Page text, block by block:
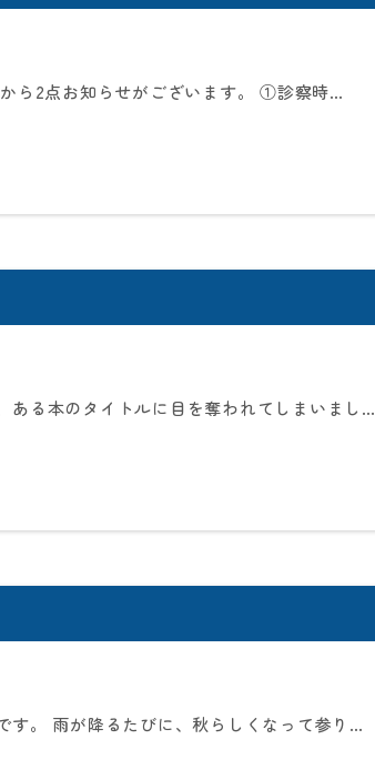
ら2点お知らせがございます。 ①診察時…
ある本のタイトルに目を奪われてしまいまし…
す。 雨が降るたびに、秋らしくなって参り…